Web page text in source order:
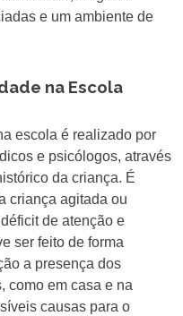
e um ambiente de
na Escola
escola é realizado por
e psicólogos, através
da criança. É
criança agitada ou
de atenção e
ser feito de forma
a presença dos
como em casa e na
causas para o